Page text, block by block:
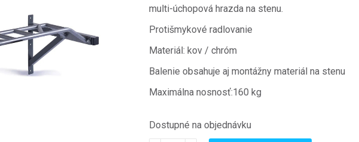
multi-úchopová hrazda na stenu.
Protišmykové radlovanie
Materiál: kov / chróm
Balenie obsahuje aj montážny materiál na stenu
Maximálna nosnosť:160 kg
Dostupné na objednávku